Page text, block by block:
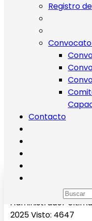
Registro
Contacto
Administrador
2025Visto: 4647